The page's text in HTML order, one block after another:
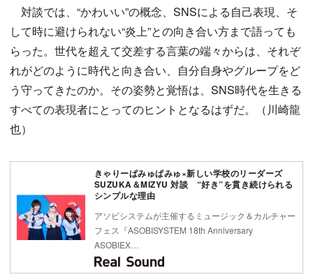
対談では、“かわいい”の概念、SNSによる自己表現、そ
して時に避けられない“炎上”との向き合い方まで語っても
らった。世代を超えて交差する言葉の端々からは、それぞ
れがどのように時代と向き合い、自分自身やグループをど
う守ってきたのか。その姿勢と覚悟は、SNS時代を生きる
すべての表現者にとってのヒントとなるはずだ。（川崎龍
也）
きゃりーぱみゅぱみゅ×新しい学校のリーダーズ
SUZUKA＆MIZYU 対談 “好き”を貫き続けられる
シンプルな理由
アソビシステムが主催するミュージック＆カルチャー
フェス『ASOBISYSTEM 18th Anniversary
ASOBIEX…